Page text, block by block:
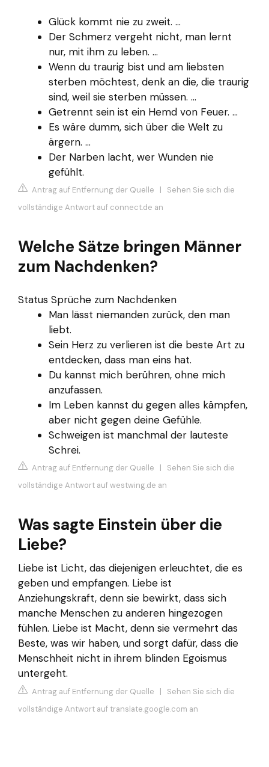
Glück kommt nie zu zweit. ...
Der Schmerz vergeht nicht, man lernt
nur, mit ihm zu leben. ...
Wenn du traurig bist und am liebsten
sterben möchtest, denk an die, die traurig
sind, weil sie sterben müssen. ...
Getrennt sein ist ein Hemd von Feuer. ...
Es wäre dumm, sich über die Welt zu
ärgern. ...
Der Narben lacht, wer Wunden nie
gefühlt.
Antrag auf Entfernung der Quelle | Sehen Sie sich die
vollständige Antwort auf connect.de an
Welche Sätze bringen Männer
zum Nachdenken?
Status Sprüche zum Nachdenken
Man lässt niemanden zurück, den man
liebt.
Sein Herz zu verlieren ist die beste Art zu
entdecken, dass man eins hat.
Du kannst mich berühren, ohne mich
anzufassen.
Im Leben kannst du gegen alles kämpfen,
aber nicht gegen deine Gefühle.
Schweigen ist manchmal der lauteste
Schrei.
Antrag auf Entfernung der Quelle | Sehen Sie sich die
vollständige Antwort auf westwing.de an
Was sagte Einstein über die
Liebe?
Liebe ist Licht, das diejenigen erleuchtet, die es
geben und empfangen. Liebe ist
Anziehungskraft, denn sie bewirkt, dass sich
manche Menschen zu anderen hingezogen
fühlen. Liebe ist Macht, denn sie vermehrt das
Beste, was wir haben, und sorgt dafür, dass die
Menschheit nicht in ihrem blinden Egoismus
untergeht.
Antrag auf Entfernung der Quelle | Sehen Sie sich die
vollständige Antwort auf translate.google.com an